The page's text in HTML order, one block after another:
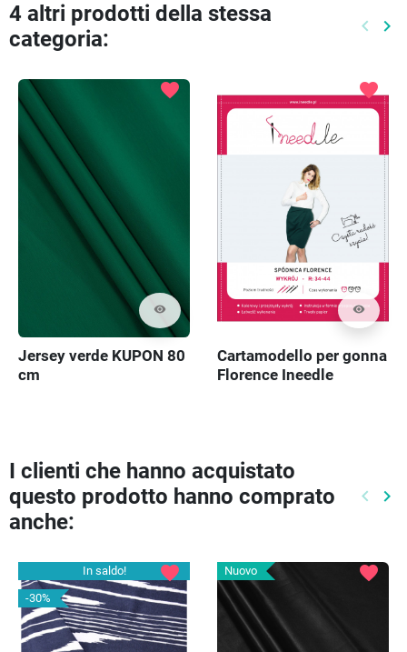
4 altri prodotti della stessa
categoria:
keyboard_arrow_left keyboard_arrow_right
visibility
favorite
Jersey verde KUPON 80
cm
visibility
favorite
Cartamodello per gonna
Florence Ineedle
I clienti che hanno acquistato
questo prodotto hanno comprato
anche:
keyboard_arrow_left keyboard_arrow_right
In saldo!
-30%
favorite Nuovo favorite